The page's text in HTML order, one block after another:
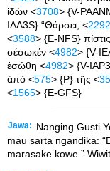
ἰδὼν <3708> {V-
IAA3S} “Θάρσει, <2292
<3588> {E-NFS}
σέσωκέν <4982> {V-
ἐσώθη <4982> {V-
ἀπὸ <575> {P} τῆς <
<1565> {E-GFS}
Jawa:
Nanging Gusti
mau sarta ngandika:
marasake kowe.”